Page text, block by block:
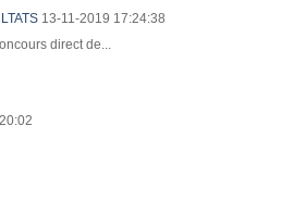
13-11-2019 17:24:38
direct de...